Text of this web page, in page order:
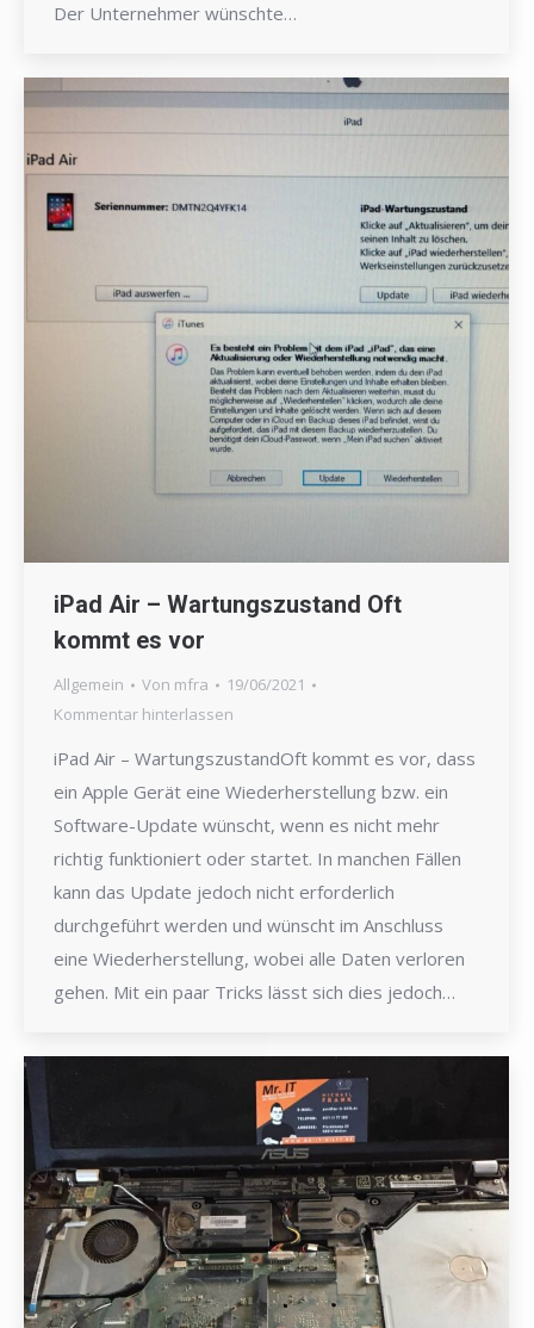
Der Unternehmer wünschte…
iPad Air – Wartungszustand Oft
kommt es vor
Allgemein Von mfra
19/06/2021
Kommentar hinterlassen
iPad Air – WartungszustandOft kommt es vor, dass
ein Apple Gerät eine Wiederherstellung bzw. ein
Software-Update wünscht, wenn es nicht mehr
richtig funktioniert oder startet. In manchen Fällen
kann das Update jedoch nicht erforderlich
durchgeführt werden und wünscht im Anschluss
eine Wiederherstellung, wobei alle Daten verloren
gehen. Mit ein paar Tricks lässt sich dies jedoch…